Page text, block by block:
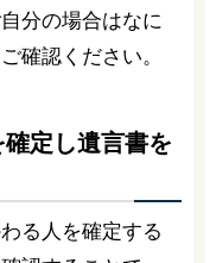
分の場合はなに
確認ください。
定し遺言書を
る人を確定する